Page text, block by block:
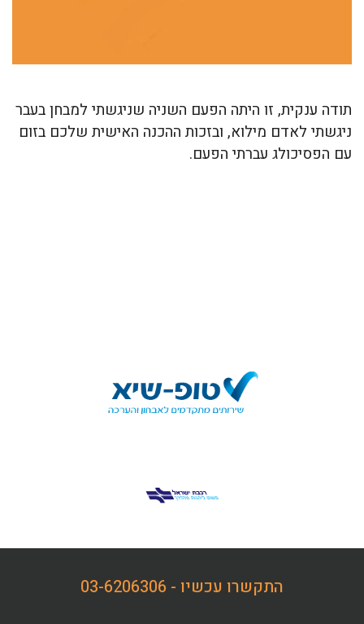
תודה ענקית, זו היתה הפעם השניה שניגשתי למבחן בעבר
ניגשתי לאדם מילוא, ובזכות ההכנה האישית שלכם בזום
עם הפסיכולג עברתי הפעם.
התקשרו עכשיו - 03-6206306